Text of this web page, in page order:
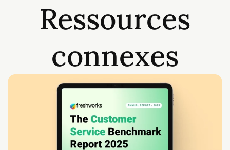
Ressources
connexes
Évaluez votre réussite grâce aux enseignements de